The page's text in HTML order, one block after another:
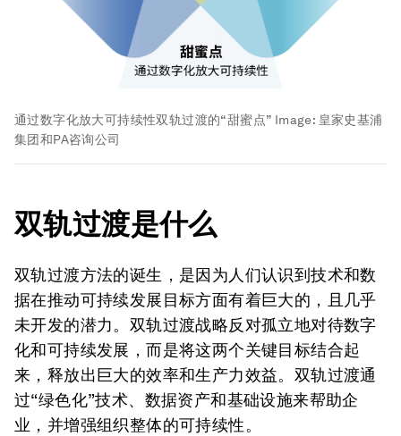
通过数字化放大可持续性双轨过渡的“甜蜜点” Image: 皇家史基浦
集团和PA咨询公司
双轨过渡是什么
双轨过渡方法的诞生，是因为人们认识到技术和数
据在推动可持续发展目标方面有着巨大的，且几乎
未开发的潜力。双轨过渡战略反对孤立地对待数字
化和可持续发展，而是将这两个关键目标结合起
来，释放出巨大的效率和生产力效益。双轨过渡通
过“绿色化”技术、数据资产和基础设施来帮助企
业，并增强组织整体的可持续性。